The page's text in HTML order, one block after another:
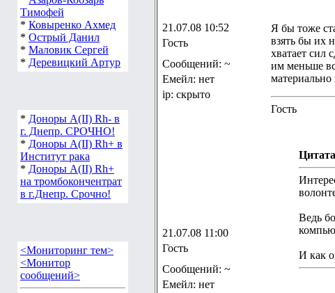
Тимофей
* Ковыренко Ахмед
* Острый Данил
* Маловик Сергей
* Деревицкий Артур
* Доноры А(ІІ) Rh- в
г. Днепр. СРОЧНО!
* Доноры А(ІІ) Rh+ в
Институт рака
* Доноры А(ІІ) Rh+
на тромбокончентрат
в г.Днепр. Срочно!
<Мониторинг тем>
<Монитор
сообщений>
21.07.08 10:52
Гость
Сообщений: ~
Емейл: нет
ip: скрыто
Я бы тоже
взять бы их
хватает сил
им меньше
Гость
21.07.08 11:00
Гость
Сообщений: ~
Емейл: нет
Цитата
Ведь
И как